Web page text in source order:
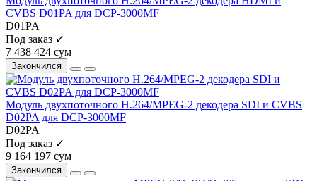
CVBS D01PA для DCP-3000MF
D01PA
Под заказ ✓
7 438 424 сум
Закончился
Модуль двухпоточного H.264/MPEG-2 декодера SDI и CVBS
D02PA для DCP-3000MF
D02PA
Под заказ ✓
9 164 197 сум
Закончился